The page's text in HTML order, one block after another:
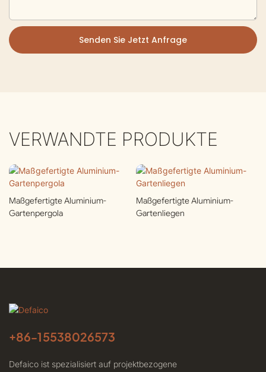
Senden Sie Jetzt Anfrage
VERWANDTE PRODUKTE
Maßgefertigte Aluminium-
Gartenpergola
Maßgefertigte Aluminium-
Gartenliegen
+86-15538026573
Defaico ist spezialisiert auf projektbezogene